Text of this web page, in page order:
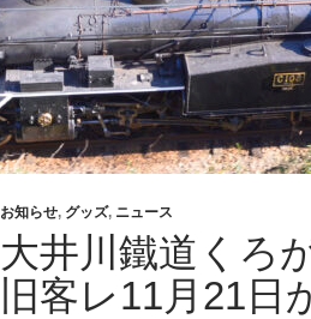
お知らせ, グッズ, ニュース
大井川鐵道くろ
旧客レ11月21日